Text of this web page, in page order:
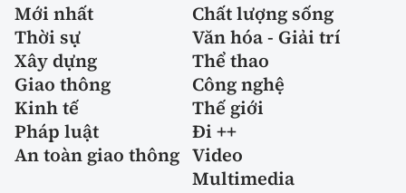
Mới nhất
Chất lượng sống
Thời sự
Văn hóa - Giải trí
Xây dựng
Thể thao
Giao thông
Công nghệ
Kinh tế
Thế giới
Pháp luật
Đi ++
An toàn giao thông Video
Multimedia